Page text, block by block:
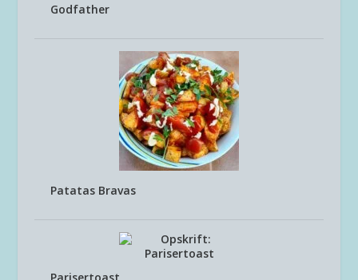
Godfather
Patatas Bravas